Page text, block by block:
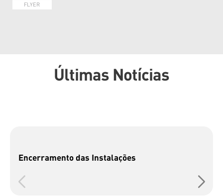
FLYER
Últimas Notícias
Encerramento das Instalações